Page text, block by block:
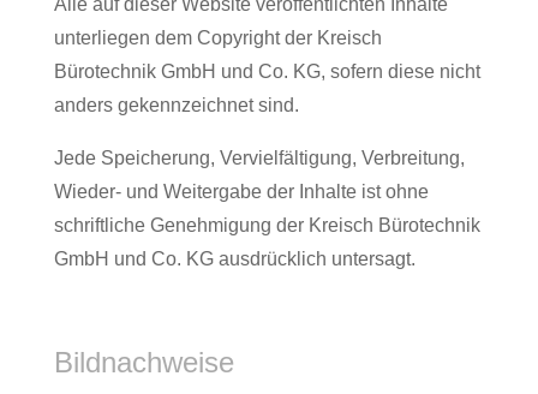
Alle auf dieser Website veröffentlichten Inhalte
unterliegen dem Copyright der Kreisch
Bürotechnik GmbH und Co. KG, sofern diese nicht
anders gekennzeichnet sind.
Jede Speicherung, Vervielfältigung, Verbreitung,
Wieder- und Weitergabe der Inhalte ist ohne
schriftliche Genehmigung der Kreisch Bürotechnik
GmbH und Co. KG ausdrücklich untersagt.
Bildnachweise